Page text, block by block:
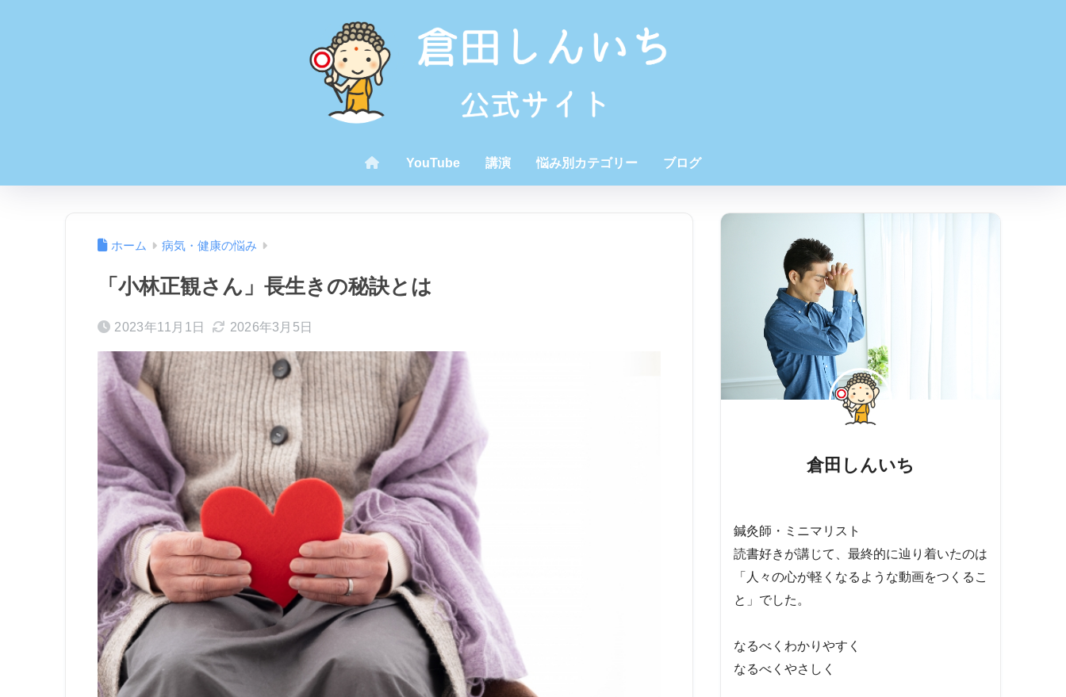
YouTube 講演 悩み別カテゴリー ブログ
ホーム 病気・健康の悩み
「小林正観さん」長生きの秘訣とは
2023年11月1日 2026年3月5日
倉田しんいち
鍼灸師・ミニマリスト
読書好きが講じて、最終的に辿り着いたのは
「人々の心が軽くなるような動画をつくるこ
と」でした。
なるべくわかりやすく
なるべくやさしく